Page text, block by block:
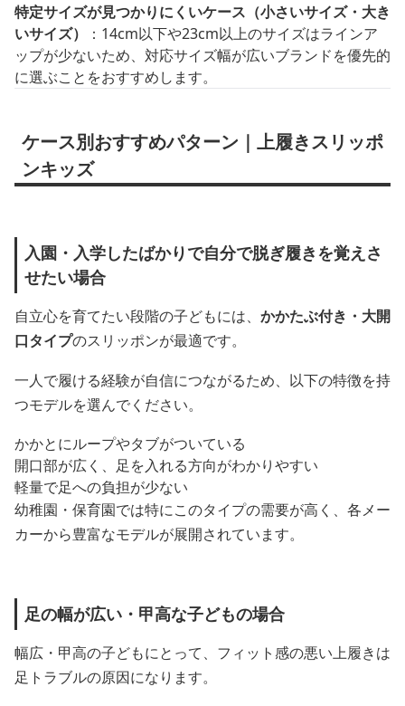
特定サイズが見つかりにくいケース（小さいサイズ・大き
いサイズ）
：14cm以下や23cm以上のサイズはラインア
ップが少ないため、対応サイズ幅が広いブランドを優先的
に選ぶことをおすすめします。
ケース別おすすめパターン｜上履きスリッポ
ンキッズ
入園・入学したばかりで自分で脱ぎ履きを覚えさ
せたい場合
自立心を育てたい段階の子どもには、 かかたぶ付き・大開
口タイプのスリッポンが最適です。
一人で履ける経験が自信につながるため、以下の特徴を持
つモデルを選んでください。
かかとにループやタブがついている
開口部が広く、足を入れる方向がわかりやすい
軽量で足への負担が少ない
幼稚園・保育園では特にこのタイプの需要が高く、各メー
カーから豊富なモデルが展開されています。
足の幅が広い・甲高な子どもの場合
幅広・甲高の子どもにとって、フィット感の悪い上履きは
足トラブルの原因になります。